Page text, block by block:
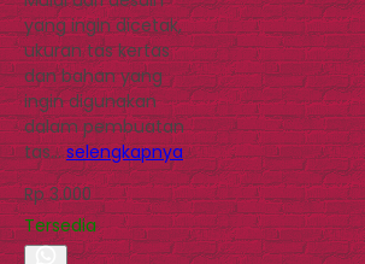
yang ingin dicetak,
ukuran tas kertas
dan bahan yang
ingin digunakan
dalam pembuatan
tas…selengkapnya
Rp 3.000
Tersedia